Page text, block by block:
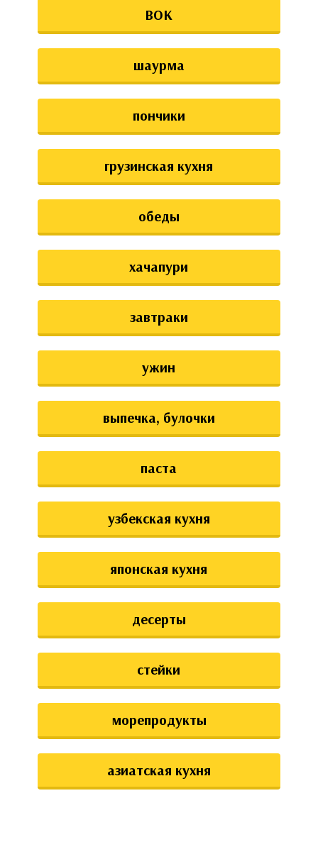
ВОК
шаурма
пончики
грузинская кухня
обеды
хачапури
завтраки
ужин
выпечка, булочки
паста
узбекская кухня
японская кухня
десерты
стейки
морепродукты
азиатская кухня